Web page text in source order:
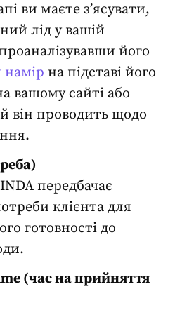
ви маєте з’ясувати,
лід у вашій
його
намір на підставі його
вашому сайті або
він проводить щодо
передбачає
клієнта для
готовності до
(час на прийняття